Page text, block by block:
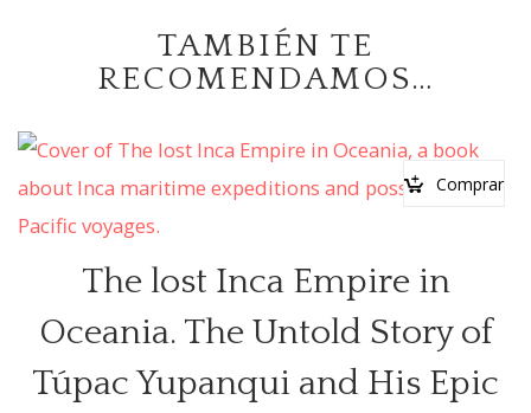
TAMBIÉN TE
RECOMENDAMOS…
The lost Inca Empire in
Oceania. The Untold Story of
Túpac Yupanqui and His Epic
Comprar